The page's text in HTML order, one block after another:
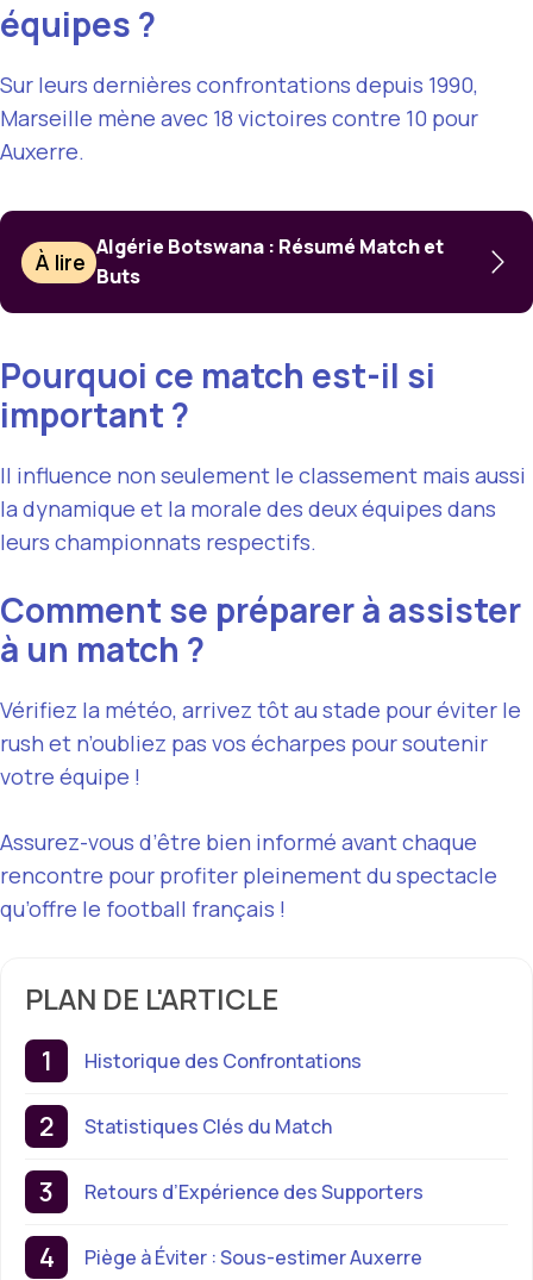
équipes ?
Sur leurs dernières confrontations depuis 1990,
Marseille mène avec 18 victoires contre 10 pour
Auxerre.
À lire
Algérie Botswana : Résumé Match et
Buts
Pourquoi ce match est-il si
important ?
Il influence non seulement le classement mais aussi
la dynamique et la morale des deux équipes dans
leurs championnats respectifs.
Comment se préparer à assister
à un match ?
Vérifiez la météo, arrivez tôt au stade pour éviter le
rush et n’oubliez pas vos écharpes pour soutenir
votre équipe !
Assurez-vous d’être bien informé avant chaque
rencontre pour profiter pleinement du spectacle
qu’offre le football français !
PLAN DE L'ARTICLE
Historique des Confrontations
Statistiques Clés du Match
Retours d’Expérience des Supporters
Piège à Éviter : Sous-estimer Auxerre